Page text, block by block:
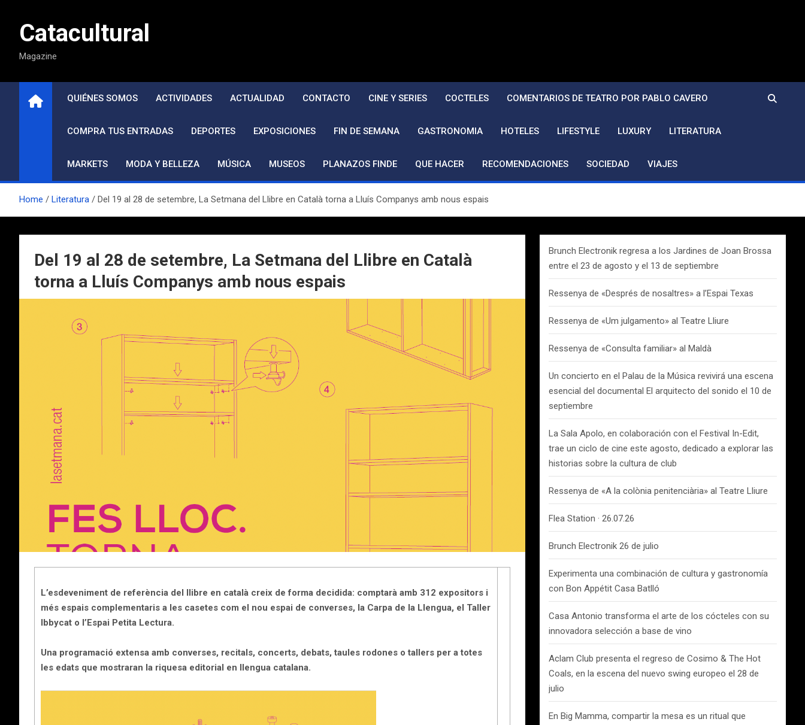
contenidoCatacultural
Magazine
QUIÉNES SOMOS ACTIVIDADES ACTUALIDAD CONTACTO CINE Y SERIES COCTELES COMENTARIOS DE TEATRO POR PABLO CAVERO
COMPRA TUS ENTRADAS DEPORTES EXPOSICIONES FIN DE SEMANA GASTRONOMIA HOTELES LIFESTYLE LUXURY LITERATURA
MARKETS MODA Y BELLEZA MÚSICA MUSEOS PLANAZOS FINDE QUE HACER RECOMENDACIONES SOCIEDAD VIAJES
Home Literatura Del 19 al 28 de setembre, La Setmana del Llibre en Català torna a Lluís Companys amb nous espais
Del 19 al 28 de setembre, La Setmana del Llibre en Català
torna a Lluís Companys amb nous espais
L’esdeveniment de referència del llibre en català creix de forma decidida: comptarà amb 312 expositors i
més espais complementaris a les casetes com el nou espai de converses, la Carpa de la Llengua, el Taller
Ibbycat o l’Espai Petita Lectura.
Una programació extensa amb converses, recitals, concerts, debats, taules rodones o tallers per a totes
les edats que mostraran la riquesa editorial en llengua catalana.
Brunch Electronik regresa a los Jardines de Joan Brossa
entre el 23 de agosto y el 13 de septiembre
Ressenya de «Després de nosaltres» a l’Espai Texas
Ressenya de «Um julgamento» al Teatre Lliure
Ressenya de «Consulta familiar» al Maldà
Un concierto en el Palau de la Música revivirá una escena
esencial del documental El arquitecto del sonido el 10 de
septiembre
La Sala Apolo, en colaboración con el Festival In-Edit,
trae un ciclo de cine este agosto, dedicado a explorar las
historias sobre la cultura de club
Ressenya de «A la colònia penitenciària» al Teatre Lliure
Flea Station · 26.07.26
Brunch Electronik 26 de julio
Experimenta una combinación de cultura y gastronomía
con Bon Appétit Casa Batlló
Casa Antonio transforma el arte de los cócteles con su
innovadora selección a base de vino
Aclam Club presenta el regreso de Cosimo & The Hot
Coals, en la escena del nuevo swing europeo el 28 de
julio
En Big Mamma, compartir la mesa es un ritual que